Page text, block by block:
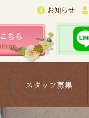
お知らせ
スタッフ募集